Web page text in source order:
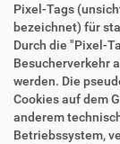
Pixel-Tags
bezeichnet) für
Durch die "Pixel-
Besucherverkehr
werden. Die
Cookies auf dem
anderem
Betriebssystem,